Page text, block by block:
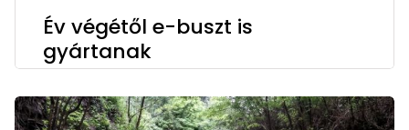
Év végétől e-buszt is
gyártanak